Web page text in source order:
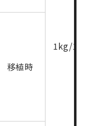
1kg/10a
移植時